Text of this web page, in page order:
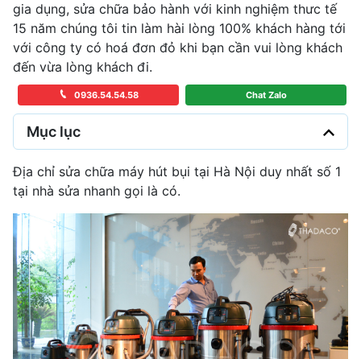
gia dụng, sửa chữa bảo hành với kinh nghiệm thưc tế
15 năm chúng tôi tin làm hài lòng 100% khách hàng tới
với công ty có hoá đơn đỏ khi bạn cần vui lòng khách
đến vừa lòng khách đi.
Chat Zalo
0936.54.54.58
Mục lục
Địa chỉ sửa chữa máy hút bụi tại Hà Nội duy nhất số 1
tại nhà sửa nhanh gọi là có.